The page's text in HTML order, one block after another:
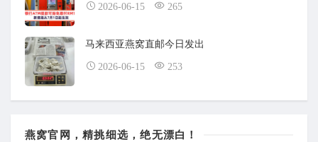
2026-06-15 265
马来西亚燕窝直邮今日发出
2026-06-15 253
燕窝官网，精挑细选，绝无漂白！